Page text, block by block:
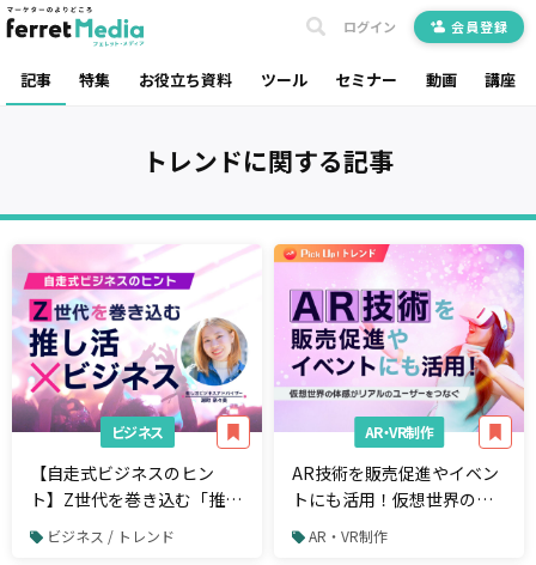
記事 特集 お役立ち資料 ツール セミナー 動画 講座
ログイン 会員登録
トレンドに関する記事
ビジネス
【自走式ビジネスのヒン
ト】Z世代を巻き込む「推し
活×ビジネス」
ビジネス / トレンド
AR・VR制作
AR技術を販売促進やイベン
トにも活用！仮想世界の体
感がリアルのユーザーをつ
なぐ
AR・VR制作